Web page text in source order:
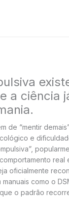
a ciência
de “mentir
e
real
oficialmente
como o
o padrão